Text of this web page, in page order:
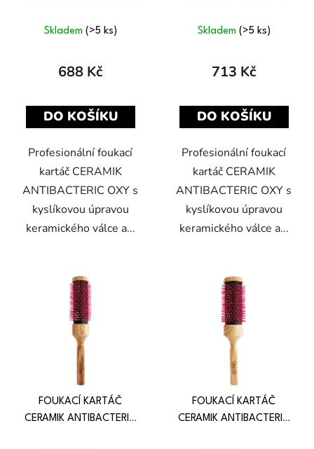
Skladem (>5 ks)
688 Kč
DO KOŠÍKU
Profesionální foukací
kartáč CERAMIK
ANTIBACTERIC OXY s
kyslíkovou úpravou
keramického válce a...
Skladem (>5 ks)
713 Kč
DO KOŠÍKU
Profesionální foukací
kartáč CERAMIK
ANTIBACTERIC OXY s
kyslíkovou úpravou
keramického válce a...
FOUKACÍ KARTÁČ
CERAMIK ANTIBACTERIC
FOUKACÍ KARTÁČ
CERAMIK ANTIBACTERIC